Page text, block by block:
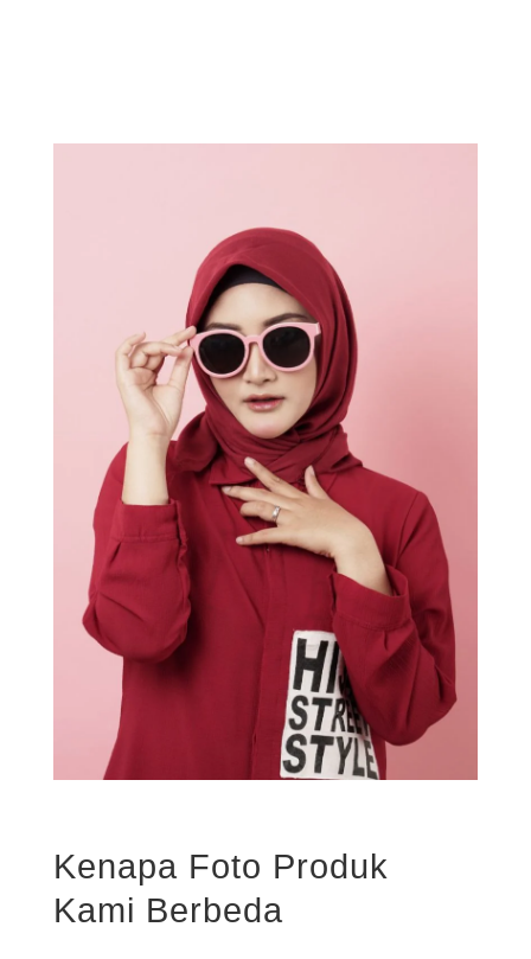
Kenapa Foto Produk
Kami Berbeda